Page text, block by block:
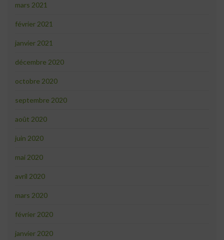
mars 2021
février 2021
janvier 2021
décembre 2020
octobre 2020
septembre 2020
août 2020
juin 2020
mai 2020
avril 2020
mars 2020
février 2020
janvier 2020